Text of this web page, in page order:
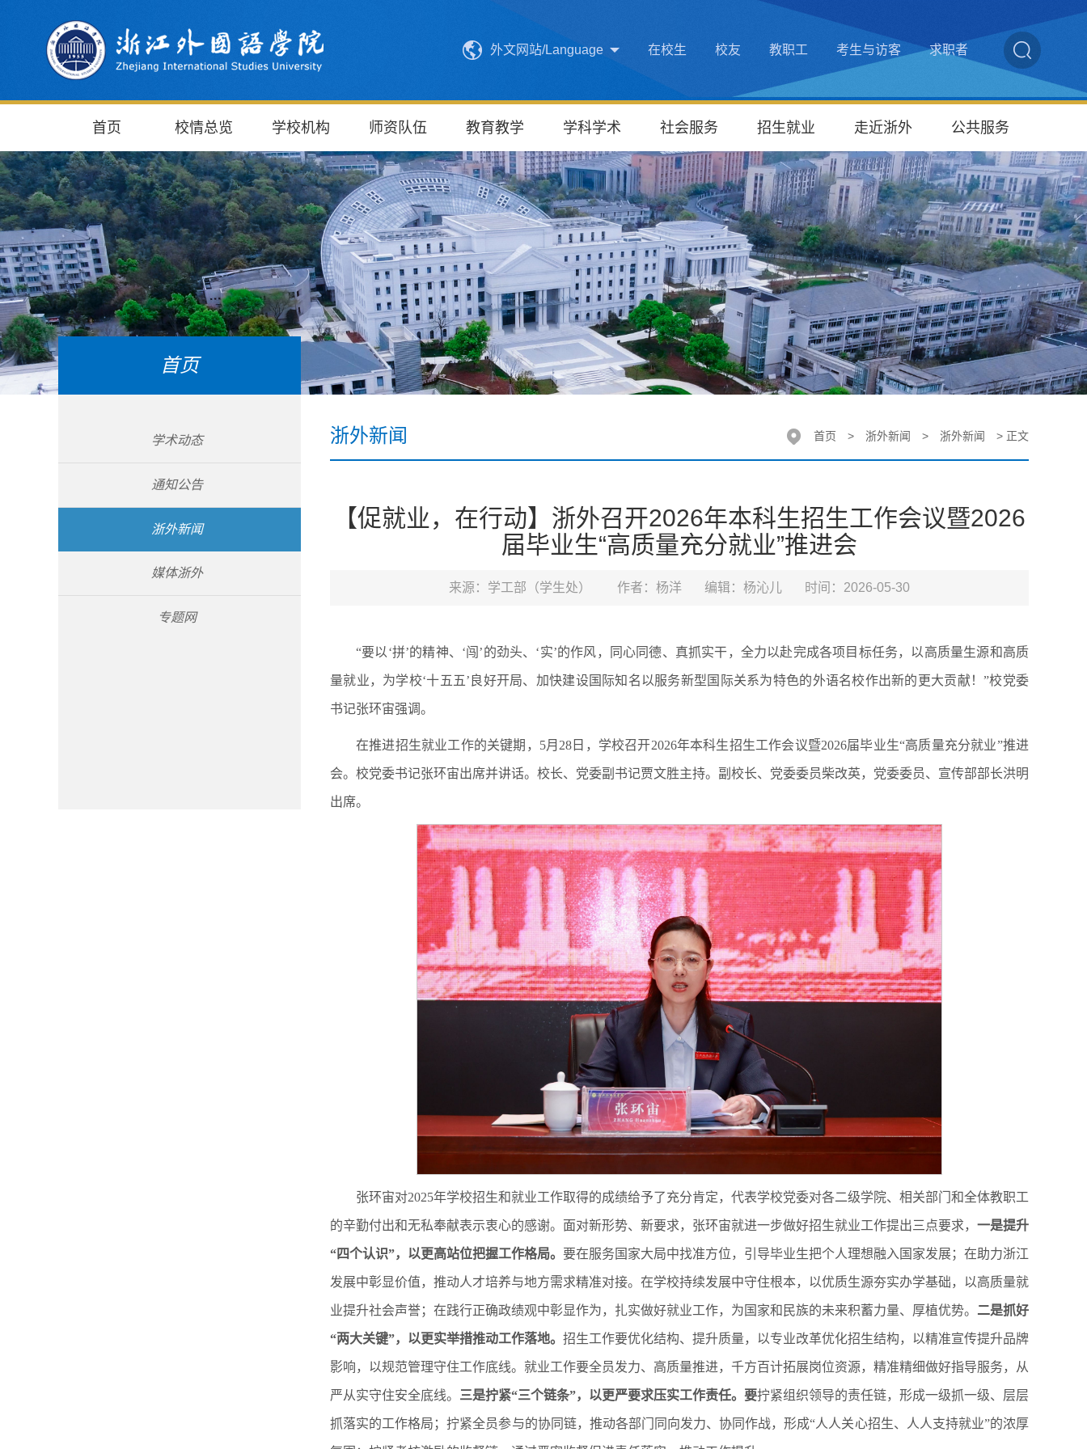
外文网站/Language 在校生 校友 教职工 考生与访客 求职者
首页 校情总览 学校机构 师资队伍 教育教学 学科学术 社会服务 招生就业 走近浙外 公共服务
首页
学术动态
通知公告
浙外新闻
媒体浙外
专题网
浙外新闻 首页 > 浙外新闻 > 浙外新闻 > 正文
【促就业，在行动】浙外召开2026年本科生招生工作会议暨2026
届毕业生“高质量充分就业”推进会
来源：学工部（学生处） 作者：杨洋 编辑：杨沁儿 时间：2026-05-30
“要以‘拼’的精神、‘闯’的劲头、‘实’的作风，同心同德、真抓实干，全力以赴完成各项目标任务，以高质量生源和高质
量就业，为学校‘十五五’良好开局、加快建设国际知名以服务新型国际关系为特色的外语名校作出新的更大贡献！”校党委
书记张环宙强调。
在推进招生就业工作的关键期，5月28日，学校召开2026年本科生招生工作会议暨2026届毕业生“高质量充分就业”推进
会。校党委书记张环宙出席并讲话。校长、党委副书记贾文胜主持。副校长、党委委员柴改英，党委委员、宣传部部长洪明
出席。
张环宙对2025年学校招生和就业工作取得的成绩给予了充分肯定，代表学校党委对各二级学院、相关部门和全体教职工
的辛勤付出和无私奉献表示衷心的感谢。面对新形势、新要求，张环宙就进一步做好招生就业工作提出三点要求， 一是提升
“四个认识”，以更高站位把握工作格局。 要在服务国家大局中找准方位，引导毕业生把个人理想融入国家发展；在助力浙江
发展中彰显价值，推动人才培养与地方需求精准对接。在学校持续发展中守住根本，以优质生源夯实办学基础，以高质量就
业提升社会声誉；在践行正确政绩观中彰显作为，扎实做好就业工作，为国家和民族的未来积蓄力量、厚植优势。 二是抓好
“两大关键”，以更实举措推动工作落地。 招生工作要优化结构、提升质量，以专业改革优化招生结构，以精准宣传提升品牌
影响，以规范管理守住工作底线。就业工作要全员发力、高质量推进，千方百计拓展岗位资源，精准精细做好指导服务，从
严从实守住安全底线。 三是拧紧“三个链条”，以更严要求压实工作责任。 要拧紧组织领导的责任链，形成一级抓一级、层层
抓落实的工作格局；拧紧全员参与的协同链，推动各部门同向发力、协同作战，形成“人人关心招生、人人支持就业”的浓厚